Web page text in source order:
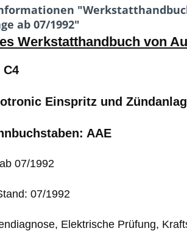
ab 07/1992"
Werkstatthandbuch von
C4
Einspritz und
AAE
07/1992
07/1992
Elektrische Prüfung,